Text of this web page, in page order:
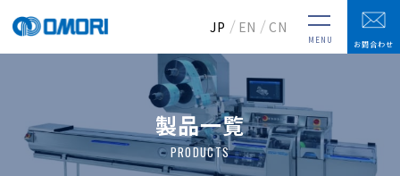
MENU
JP EN CN
お問合わせ
製品一覧